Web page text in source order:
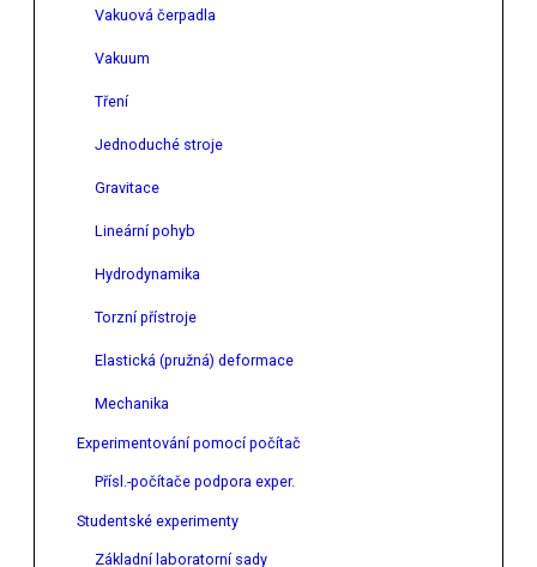
Vakuová čerpadla
Vakuum
Tření
Jednoduché stroje
Gravitace
Lineární pohyb
Hydrodynamika
Torzní přístroje
Elastická (pružná) deformace
Mechanika
Experimentování pomocí počítač
Přísl.-počítače podpora exper.
Studentské experimenty
Základní laboratorní sady